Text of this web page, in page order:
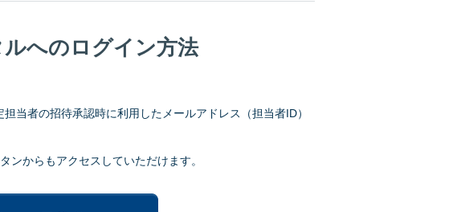
へのログイン方法
当者の招待承認時に利用したメールアドレス（担当者ID）
からもアクセスしていただけます。